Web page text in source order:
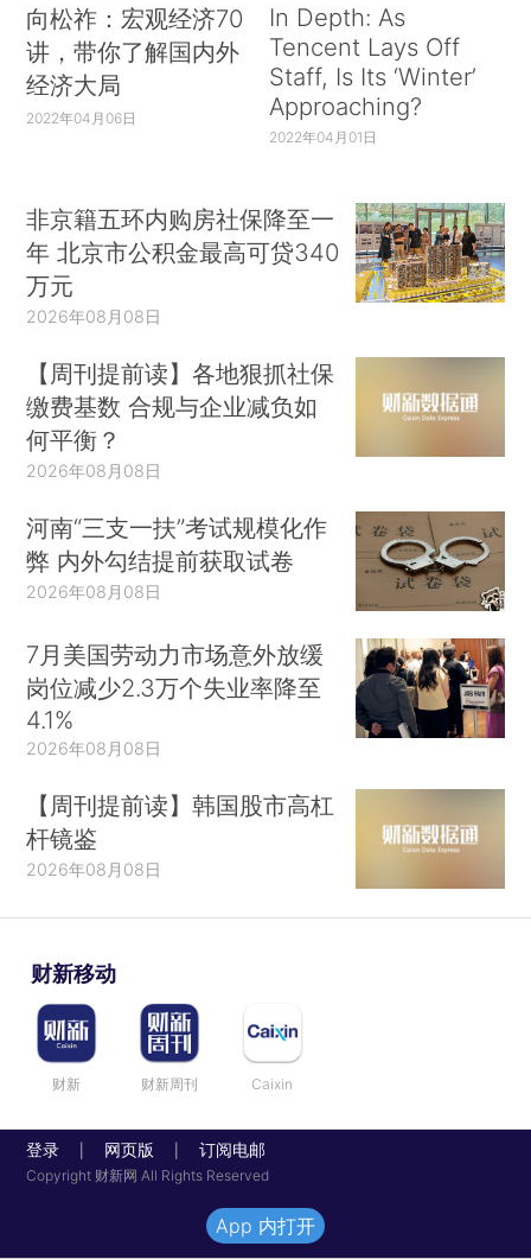
向松祚：宏观经济70
讲，带你了解国内外
经济大局
2022年04月06日
In Depth: As
Tencent Lays Off
Staff, Is Its ‘Winter’
Approaching?
2022年04月01日
非京籍五环内购房社保降至一
年 北京市公积金最高可贷340
万元
2026年08月08日
【周刊提前读】各地狠抓社保
缴费基数 合规与企业减负如
何平衡？
2026年08月08日
河南“三支一扶”考试规模化作
弊 内外勾结提前获取试卷
2026年08月08日
7月美国劳动力市场意外放缓
岗位减少2.3万个失业率降至
4.1%
2026年08月08日
【周刊提前读】韩国股市高杠
杆镜鉴
2026年08月08日
财新移动
财新 财新周刊 Caixin
登录 网页版 订阅电邮
Copyright 财新网 All Rights Reserved
App 内打开